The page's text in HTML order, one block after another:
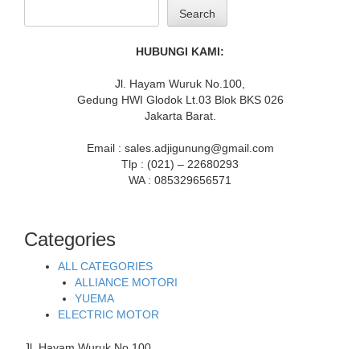
Search
HUBUNGI KAMI:
Jl. Hayam Wuruk No.100,
Gedung HWI Glodok Lt.03 Blok BKS 026
Jakarta Barat.
Email : sales.adjigunung@gmail.com
Tlp : (021) – 22680293
WA : 085329656571
Categories
ALL CATEGORIES
ALLIANCE MOTORI
YUEMA
ELECTRIC MOTOR